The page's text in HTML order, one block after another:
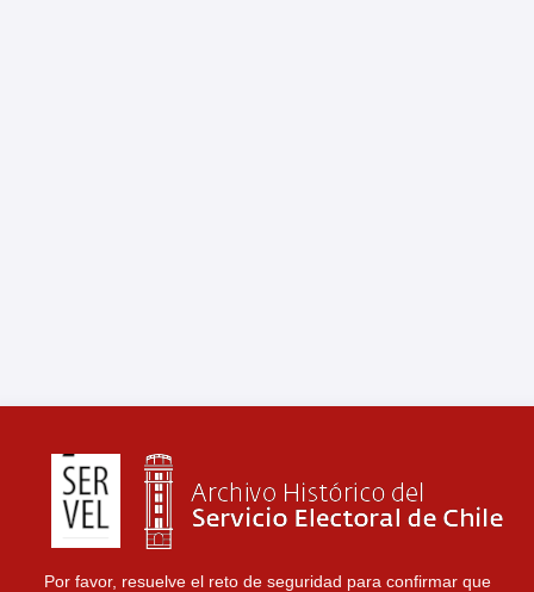
Por favor, resuelve el reto de seguridad para confirmar que